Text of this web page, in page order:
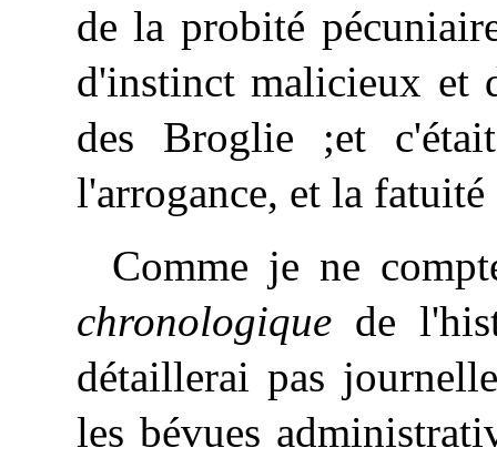
de la probité
d'instinct malicieux et
des Broglie ;et
l'arrogance, et la
Comme je ne
chronologiquede
détaillerai pas
les bévues